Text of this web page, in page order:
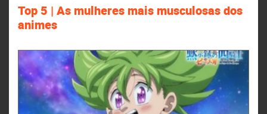
Top 5 | As mulheres mais musculosas dos
animes